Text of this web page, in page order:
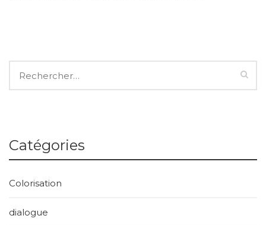
Catégories
Colorisation
dialogue